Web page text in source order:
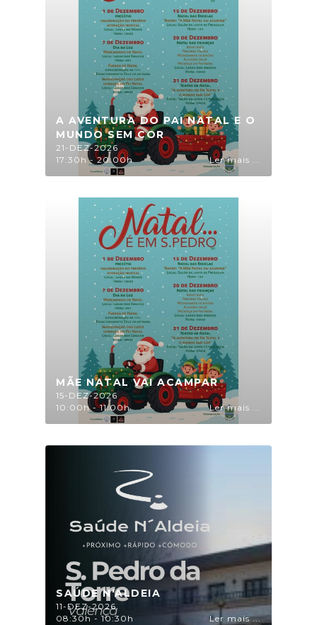
A AVENTURA DO PAI NATAL E O
MUNDO SEM COR
21-DEZ-2026
17:30h - 20:00h
Ler mais ...
MÃE NATAL VAI ACAMPAR
15-DEZ-2026
10:00h - 11:00h
Ler mais ...
SAÚDE N'ALDEIA
11-DEZ-2026
08:30h - 10:30h
Ler mais ...